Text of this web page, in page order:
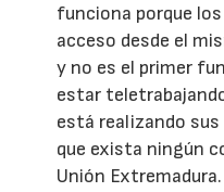
funciona porque
acceso desde el
y no es el primer
estar
está realizando
que exista ningún
Unión Extremadura.